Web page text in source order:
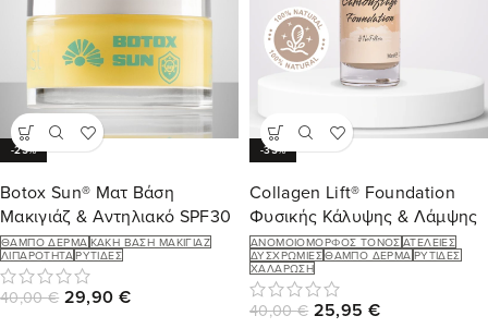
-25%
Botox Sun® Ματ Βάση
Μακιγιάζ & Αντηλιακό SPF30
ΘΑΜΠΌ ΔΈΡΜΑΚΑΚΉ ΒΆΣΗ ΜΑΚΙΓΙΆΖ
ΛΙΠΑΡΌΤΗΤΑΡΥΤΊΔΕΣ
40,00€ 29,90 €
-35%
Collagen Lift® Foundation
Φυσικής Κάλυψης & Λάμψης
ΑΝΟΜΟΙΌΜΟΡΦΟΣ ΤΌΝΟΣΑΤΈΛΕΙΕΣ
ΔΥΣΧΡΩΜΊΕΣΘΑΜΠΌ ΔΈΡΜΑΡΥΤΊΔΕΣ
ΧΑΛΆΡΩΣΗ
40,00€ 25,95 €